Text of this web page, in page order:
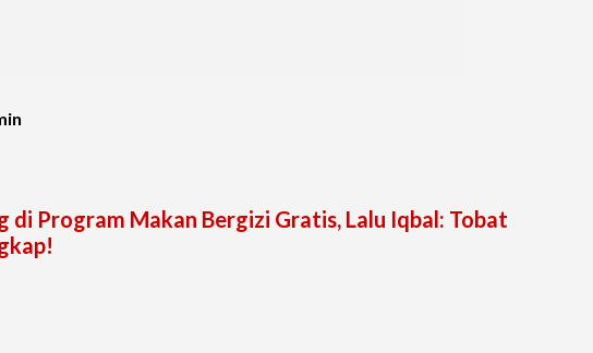
di Program Makan Bergizi Gratis, Lalu Iqbal: Tobat